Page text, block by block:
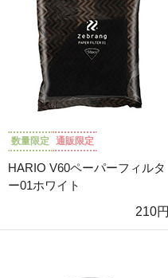
数量限定 通販限定
HARIO V60ペーパーフィルタ
ー01ホワイト
210円